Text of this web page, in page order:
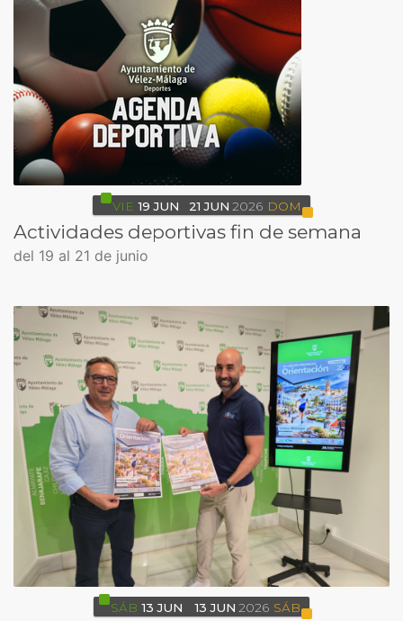
VIE 19 JUN 21 JUN 2026 DOM
Actividades deportivas fin de semana
del 19 al 21 de junio
SÁB 13 JUN 13 JUN 2026 SÁB